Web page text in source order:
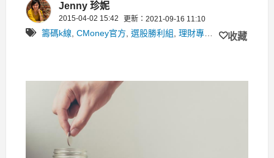
Jenny 珍妮
2015-04-02 15:42 更新：2021-09-16 11:10
籌碼k線 CMoney官方 選股勝利組 理財專區 Jenny
收藏